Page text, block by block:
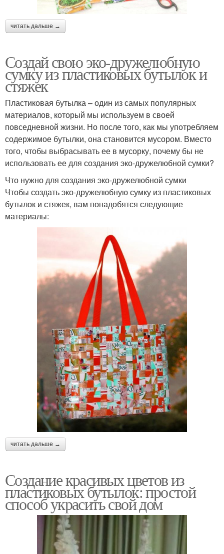
читать дальше →
Создай свою эко-дружелюбную
сумку из пластиковых бутылок и
стяжек
Пластиковая бутылка – один из самых популярных
материалов, который мы используем в своей
повседневной жизни. Но после того, как мы употребляем
содержимое бутылки, она становится мусором. Вместо
того, чтобы выбрасывать ее в мусорку, почему бы не
использовать ее для создания эко-дружелюбной сумки?
Что нужно для создания эко-дружелюбной сумки
Чтобы создать эко-дружелюбную сумку из пластиковых
бутылок и стяжек, вам понадобятся следующие
материалы:
читать дальше →
Создание красивых цветов из
пластиковых бутылок: простой
способ украсить свой дом